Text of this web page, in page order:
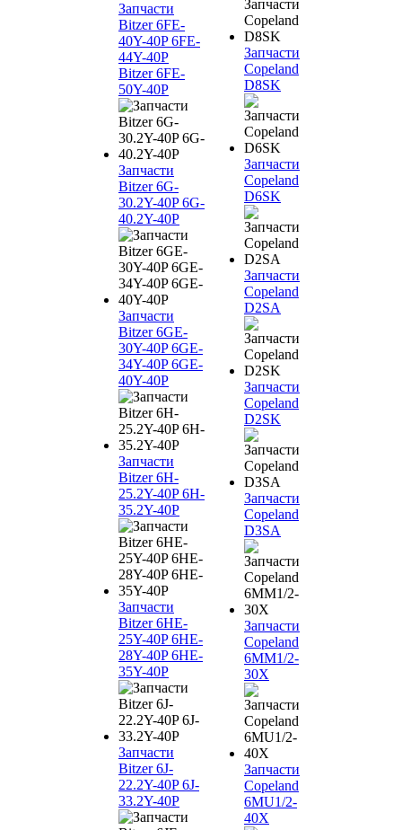
Запчасти
Bitzer 6FE-
40Y-40P 6FE-
44Y-40P
Bitzer 6FE-
50Y-40P
Запчасти
Bitzer 6G-
30.2Y-40P 6G-
40.2Y-40P
Запчасти
Bitzer 6GE-
30Y-40P 6GE-
34Y-40P 6GE-
40Y-40P
Запчасти
Bitzer 6H-
25.2Y-40P 6H-
35.2Y-40P
Запчасти
Bitzer 6HE-
25Y-40P 6HE-
28Y-40P 6HE-
35Y-40P
Запчасти
Bitzer 6J-
22.2Y-40P 6J-
33.2Y-40P
Запчасти
Copeland
D8SK
Запчасти
Copeland
D6SK
Запчасти
Copeland
D2SA
Запчасти
Copeland
D2SK
Запчасти
Copeland
D3SA
Запчасти
Copeland
6MM1/2-
30X
Запчасти
Copeland
6MU1/2-
40X